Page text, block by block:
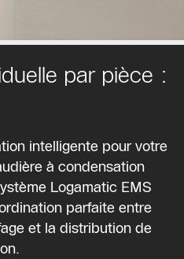
par pièce :
intelligente pour votre
à condensation
Logamatic EMS
parfaite entre
et la distribution de